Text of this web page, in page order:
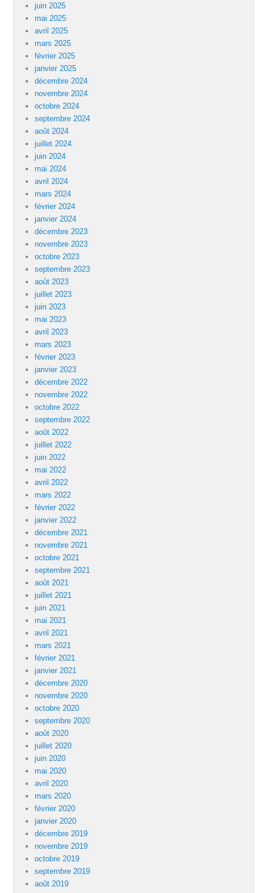
juin 2025
mai 2025
avril 2025
mars 2025
février 2025
janvier 2025
décembre 2024
novembre 2024
octobre 2024
septembre 2024
août 2024
juillet 2024
juin 2024
mai 2024
avril 2024
mars 2024
février 2024
janvier 2024
décembre 2023
novembre 2023
octobre 2023
septembre 2023
août 2023
juillet 2023
juin 2023
mai 2023
avril 2023
mars 2023
février 2023
janvier 2023
décembre 2022
novembre 2022
octobre 2022
septembre 2022
août 2022
juillet 2022
juin 2022
mai 2022
avril 2022
mars 2022
février 2022
janvier 2022
décembre 2021
novembre 2021
octobre 2021
septembre 2021
août 2021
juillet 2021
juin 2021
mai 2021
avril 2021
mars 2021
février 2021
janvier 2021
décembre 2020
novembre 2020
octobre 2020
septembre 2020
août 2020
juillet 2020
juin 2020
mai 2020
avril 2020
mars 2020
février 2020
janvier 2020
décembre 2019
novembre 2019
octobre 2019
septembre 2019
août 2019